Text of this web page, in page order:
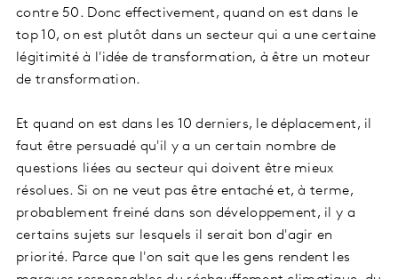
contre 50. Donc effectivement, quand on est dans le
top 10, on est plutôt dans un secteur qui a une certaine
légitimité à l'idée de transformation, à être un moteur
de transformation.
Et quand on est dans les 10 derniers, le déplacement, il
faut être persuadé qu'il y a un certain nombre de
questions liées au secteur qui doivent être mieux
résolues. Si on ne veut pas être entaché et, à terme,
probablement freiné dans son développement, il y a
certains sujets sur lesquels il serait bon d'agir en
priorité. Parce que l'on sait que les gens rendent les